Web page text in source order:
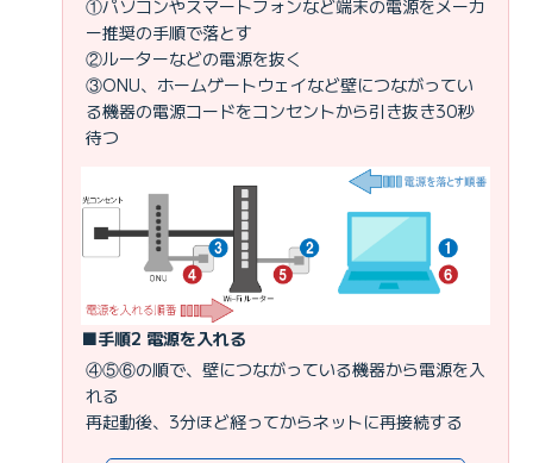
①パソコンやスマートフォンなど端末の電源をメーカ
ー推奨の手順で落とす
②ルーターなどの電源を抜く
③ONU、ホームゲートウェイなど壁につながってい
る機器の電源コードをコンセントから引き抜き30秒
待つ
■手順2 電源を入れる
④⑤⑥の順で、壁につながっている機器から電源を入
れる
再起動後、3分ほど経ってからネットに再接続する